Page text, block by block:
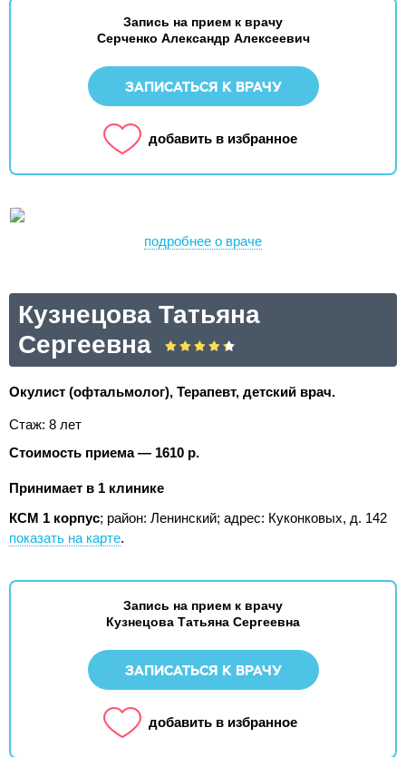
Запись на прием к врачу
Серченко Александр Алексеевич
ЗАПИСАТЬСЯ К ВРАЧУ
добавить в избранное
подробнее о враче
Кузнецова Татьяна
Сергеевна
Окулист (офтальмолог), Терапевт, детский врач.
Стаж: 8 лет
Стоимость приема — 1610 р.
Принимает в 1 клинике
КСМ 1 корпус; район: Ленинский; адрес: Куконковых, д. 142
показать на карте.
Запись на прием к врачу
Кузнецова Татьяна Сергеевна
ЗАПИСАТЬСЯ К ВРАЧУ
добавить в избранное